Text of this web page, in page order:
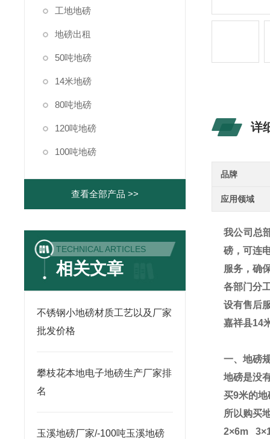
工地地磅
地磅出租
50吨地磅
14米地磅
80吨地磅
120吨地磅
100吨地磅
查看全部产品 >>
TECHNICAL ARTICLES
相关文章
不锈钢小地磅材质工艺以及厂家
批发价格
攀枝花本地电子地磅生产厂家排
名
玉溪地磅厂家/-100吨玉溪地磅
详
品牌
应用领域
我公司总
磅，可连
服务，确
各部门分
设有售后
嘉祥县14
一、地磅
地磅是没
买9米的地
所以购买
2×6m 3×